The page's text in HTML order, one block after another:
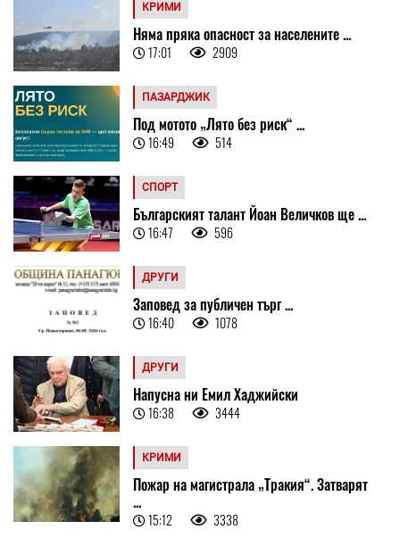
КРИМИ
Няма пряка опасност за населените ...
17:01 2909
ПАЗАРДЖИК
Под мотото „Лято без риск“ ...
16:49 514
СПОРТ
Българският талант Йоан Величков ще ...
16:47 596
ДРУГИ
Заповед за публичен търг ...
16:40 1078
ДРУГИ
Напусна ни Емил Хаджийски
16:38 3444
КРИМИ
Пожар на магистрала „Тракия“. Затварят
...
15:12 3338